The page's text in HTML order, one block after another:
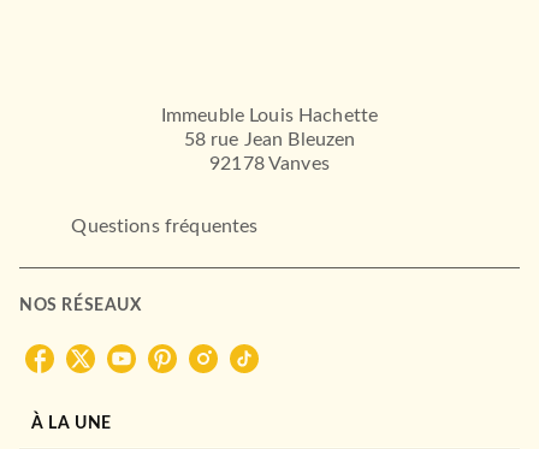
Immeuble Louis Hachette
58 rue Jean Bleuzen
92178 Vanves
Questions fréquentes
NOS RÉSEAUX
À LA UNE